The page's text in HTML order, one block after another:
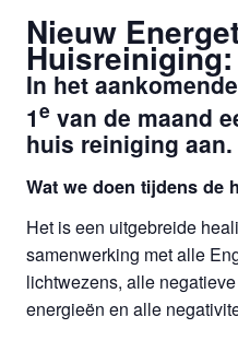
Nieuw
Huisreiniging:
In het
1e van de maand
huis reiniging aan.
Wat we doen tijdens de
Het is een uitgebreide
samenwerking met alle
lichtwezens, alle
energieën en alle